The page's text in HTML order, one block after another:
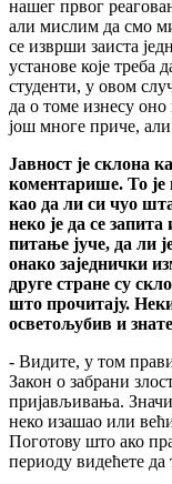
нашег првог
али мислим да смо
се изврши заиста
установе које треба
студенти, у овом
да о томе изнесу
још многе приче,
Јавност је склона
коментарише. То је
као да ли си чуо
неко је да се
питање јуче, да ли
онако заједнички
друге стране су
што прочитају.
осветољубив и
- Видите, у том
Закон о забрани
пријављивања.
неко изашао или
Поготову што ако
периоду видећете да